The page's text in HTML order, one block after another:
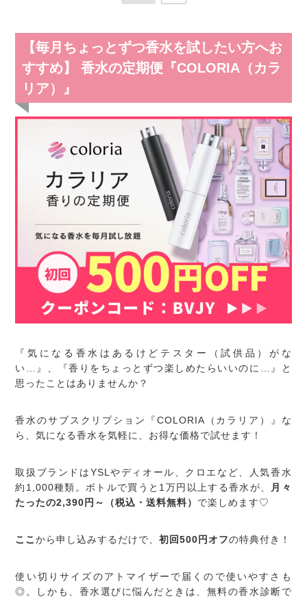
【毎月ちょっとずつ香水を試したい方へお
すすめ】 香水の定期便『COLORIA（カラ
リア）』
『気になる香水はあるけどテスター（試供品）がな
い…』、『香りをちょっとずつ楽しめたらいいのに…』と
思ったことはありませんか？
香水のサブスクリプション『COLORIA（カラリア）』な
ら、気になる香水を気軽に、お得な価格で試せます！
取扱ブランドはYSLやディオール、クロエなど、人気香水
約1,000種類。ボトルで買うと1万円以上する香水が、
月々
たったの2,390円～（税込・送料無料） で楽しめます♡
ここから申し込みするだけで、初回500円オフの特典付き！
使い切りサイズのアトマイザーで届くので使いやすさも
◎。しかも、香水選びに悩んだときは、無料の香水診断で